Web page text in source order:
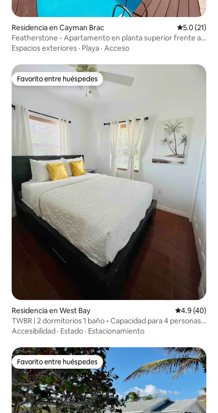
Residencia en Cayman Brac Calificación
5.0 (21)
Featherstone - Apartamento en planta superior frente a
la playa
Espacios exteriores · Playa · Acceso
Favorito entre huéspedes
Favorito entre huéspedes
Residencia en West Bay Calificación
4.9 (40)
TWBR | 2 dormitorios 1 baño • Capacidad para 4 personas
+ estacionamiento + césped privado
Accesibilidad · Estado · Estacionamiento
Favorito entre huéspedes
Favorito entre huéspedes